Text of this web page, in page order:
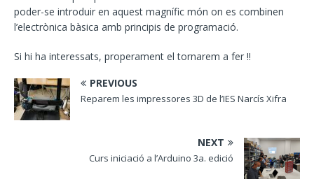
poder-se introduir en aquest magnífic món on es combinen
l’electrònica bàsica amb principis de programació.
Si hi ha interessats, properament el tornarem a fer !!
PREVIOUS
Reparem les impressores 3D de l’IES Narcís Xifra
NEXT
Curs iniciació a l’Arduino 3a. edició